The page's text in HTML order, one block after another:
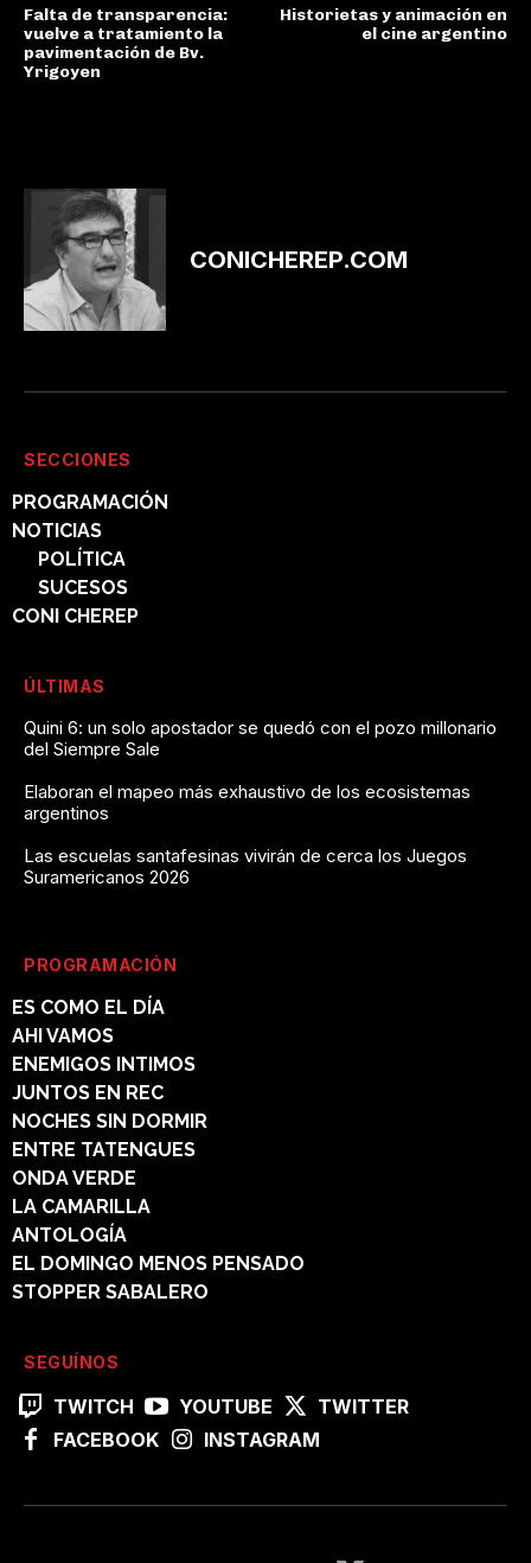
Falta de transparencia:
vuelve a tratamiento la
pavimentación de Bv.
Yrigoyen
Historietas y animación en
el cine argentino
CONICHEREP.COM
SECCIONES
PROGRAMACIÓN
NOTICIAS
POLÍTICA
SUCESOS
CONI CHEREP
ÚLTIMAS
Quini 6: un solo apostador se quedó con el pozo millonario
del Siempre Sale
Elaboran el mapeo más exhaustivo de los ecosistemas
argentinos
Las escuelas santafesinas vivirán de cerca los Juegos
Suramericanos 2026
PROGRAMACIÓN
ES COMO EL DÍA
AHI VAMOS
ENEMIGOS INTIMOS
JUNTOS EN REC
NOCHES SIN DORMIR
ENTRE TATENGUES
ONDA VERDE
LA CAMARILLA
ANTOLOGÍA
EL DOMINGO MENOS PENSADO
STOPPER SABALERO
SEGUÍNOS
TWITCH YOUTUBE
TWITTER
FACEBOOK
INSTAGRAM